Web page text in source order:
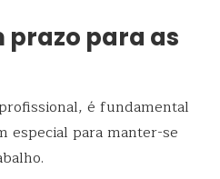
prazo para as
é fundamental
especial para manter-se